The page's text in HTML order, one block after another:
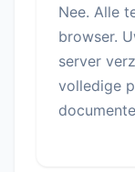
Nee. Alle
browser.
server
volledige